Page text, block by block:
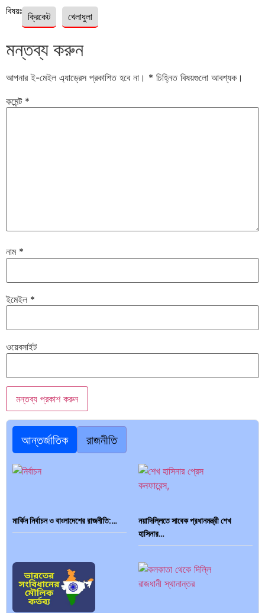
বিষয়ঃ ক্রিকেট খেলাধুলা
মন্তব্য করুন
আপনার ই-মেইল এ্যাড্রেস প্রকাশিত হবে না। * চিহ্নিত বিষয়গুলো আবশ্যক।
কমেন্ট *
নাম *
ইমেইল *
ওয়েবসাইট
আন্তর্জাতিক রাজনীতি
মার্কিন নির্বাচন ও বাংলাদেশের রাজনীতি:…
নয়াদিল্লিতে সাবেক প্রধানমন্ত্রী শেখ
হাসিনার…